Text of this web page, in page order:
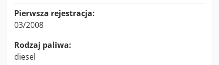
Pierwsza rejestracja:
03/2008
Rodzaj paliwa:
diesel